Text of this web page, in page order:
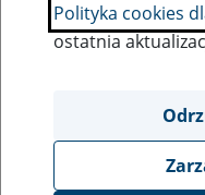
Ukryj wszystkie
Polityka cookies
ostatnia